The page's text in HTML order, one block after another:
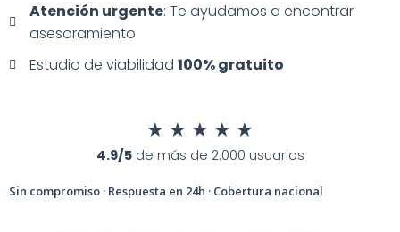
Atención urgente: Te ayudamos a encontrar
asesoramiento
Estudio de viabilidad 100% gratuito
★ ★ ★ ★ ★
4.9/5de más de 2.000 usuarios
Sin compromiso · Respuesta en 24h · Cobertura nacional